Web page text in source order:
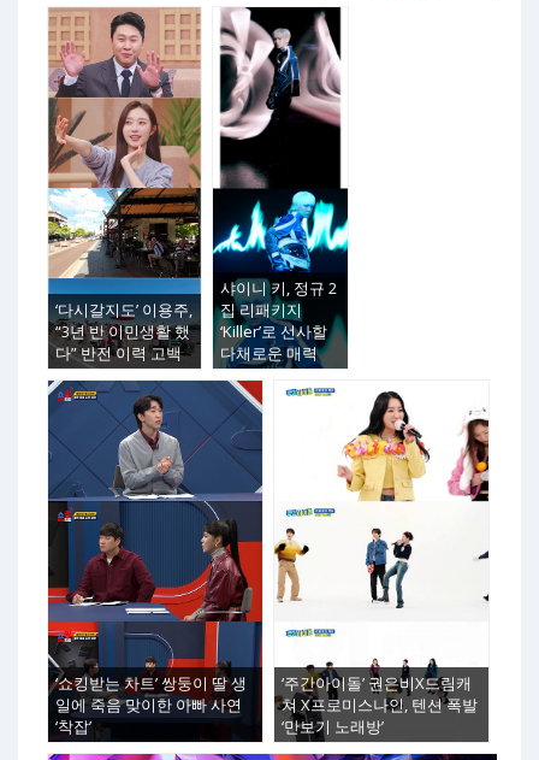
‘다시갈지도’ 이용주,
“3년 반 이민생활 했
다” 반전 이력 고백
샤이니 키, 정규 2
집 리패키지
‘Killer’로 선사할
다채로운 매력
‘쇼킹받는 차트’ 쌍둥이 딸 생
일에 죽음 맞이한 아빠 사연
‘착잡’
‘주간아이돌’ 권은비X드림캐
쳐 X프로미스나인, 텐션 폭발
‘만보기 노래방’